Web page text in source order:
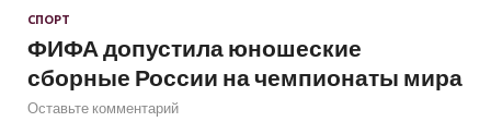
СПОРТ
ФИФА допустила юношеские
сборные России на чемпионаты мира
Оставьте комментарий